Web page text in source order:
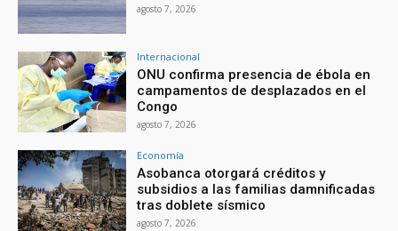
agosto 7, 2026
Internacional
ONU confirma presencia de ébola en
campamentos de desplazados en el
Congo
agosto 7, 2026
Economía
Asobanca otorgará créditos y
subsidios a las familias damnificadas
tras doblete sísmico
agosto 7, 2026